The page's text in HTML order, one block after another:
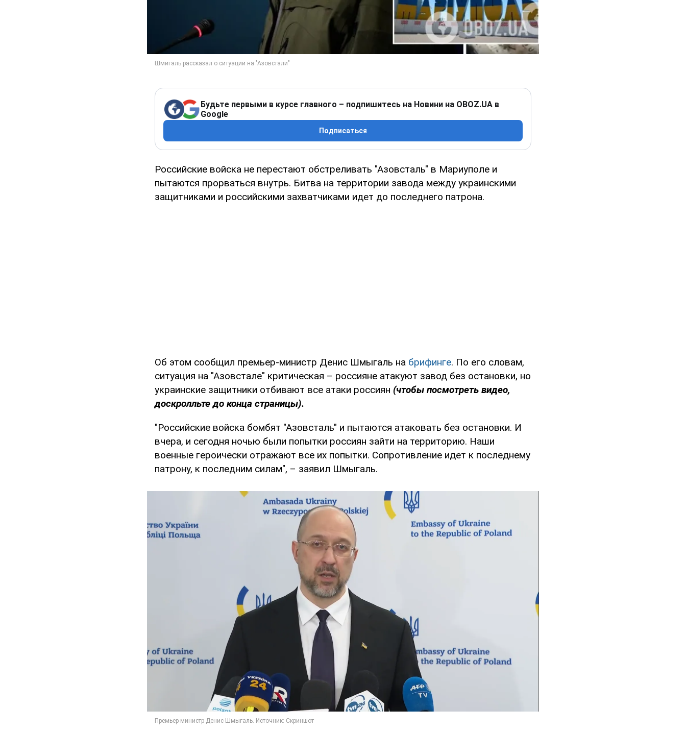
Будьте первыми в курсе главного – подпишитесь на Новини на OBOZ.UA в
Google
Подписаться
Российские войска не перестают обстреливать "Азовсталь" в Мариуполе и
пытаются прорваться внутрь. Битва на территории завода между украинскими
защитниками и российскими захватчиками идет до последнего патрона.
Об этом сообщил премьер-министр Денис Шмыгаль на брифинге. По его словам,
ситуация на "Азовстале" критическая – россияне атакуют завод без остановки, но
украинские защитники отбивают все атаки россиян (чтобы посмотреть видео,
доскролльте до конца страницы).
"Российские войска бомбят "Азовсталь" и пытаются атаковать без остановки. И
вчера, и сегодня ночью были попытки россиян зайти на территорию. Наши
военные героически отражают все их попытки. Сопротивление идет к последнему
патрону, к последним силам", – заявил Шмыгаль.